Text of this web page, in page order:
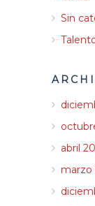
Sin
abril
marzo